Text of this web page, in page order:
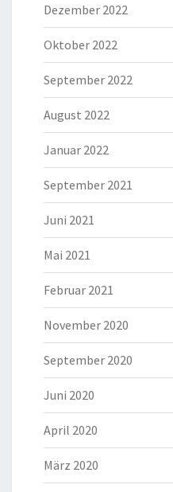
Dezember 2022
Oktober 2022
September 2022
August 2022
Januar 2022
September 2021
Juni 2021
Mai 2021
Februar 2021
November 2020
September 2020
Juni 2020
April 2020
März 2020